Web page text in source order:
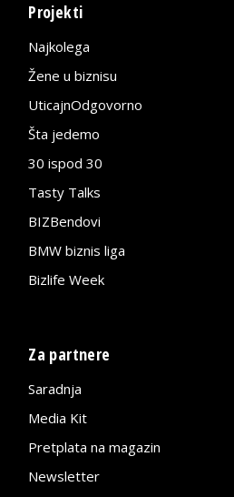
Projekti
Najkolega
Žene u biznisu
UticajnOdgovorno
Šta jedemo
30 ispod 30
Tasty Talks
BIZBendovi
BMW biznis liga
Bizlife Week
Za partnere
Saradnja
Media Kit
Pretplata na magazin
Newsletter